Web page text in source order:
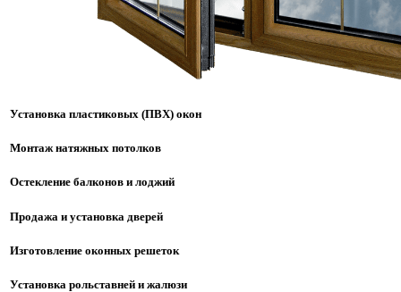
Установка пластиковых (ПВХ) окон
Монтаж натяжных потолков
Остекление балконов и лоджий
Продажа и установка дверей
Изготовление оконных решеток
Установка рольставней и жалюзи